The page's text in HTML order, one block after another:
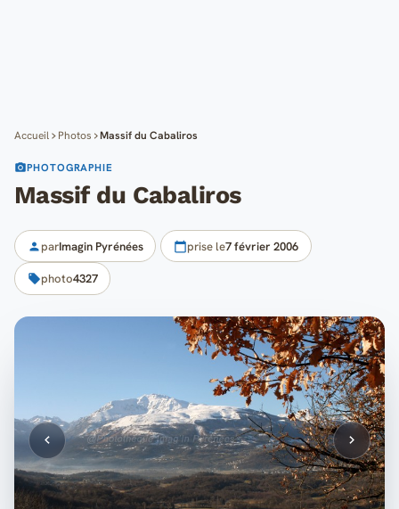
Accueil Photos Massif du Cabaliros
PHOTOGRAPHIE
Massif du Cabaliros
parImagin Pyrénées prise le7 février 2006
photo4327